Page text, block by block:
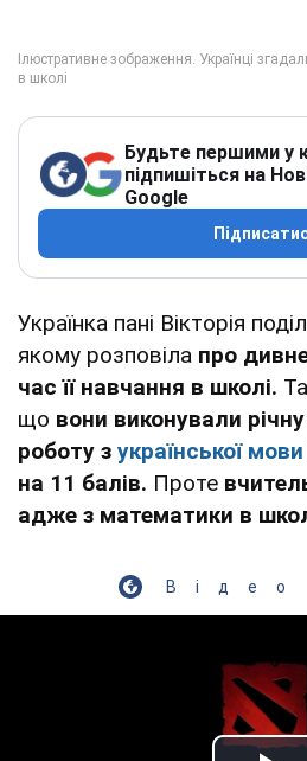
Будьте першими у
підпишіться на
Google
Українка пані Вікторія
якому розповіла про
час її навчання в школі.
що вони виконували
роботу з української мови
на 11 балів. Проте
адже з математики в